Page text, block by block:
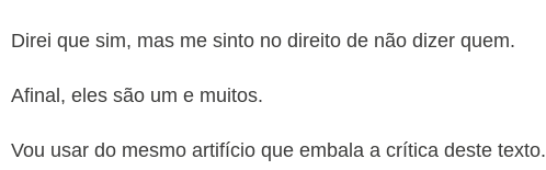
Direi que sim, mas me sinto no direito de não dizer quem.
Afinal, eles são um e muitos.
Vou usar do mesmo artifício que embala a crítica deste texto.